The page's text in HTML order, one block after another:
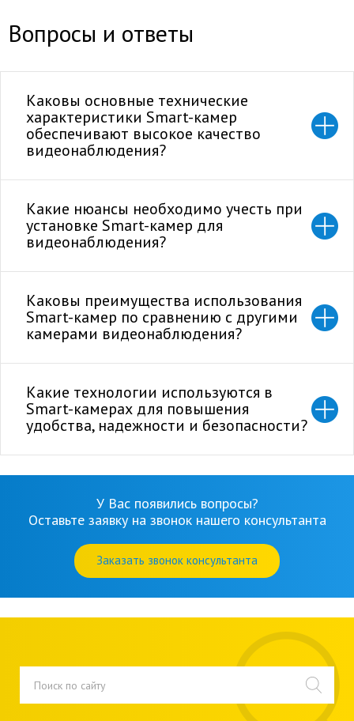
Вопросы и ответы
Каковы основные технические
характеристики Smart-камер
обеспечивают высокое качество
видеонаблюдения?
Какие нюансы необходимо учесть при
установке Smart-камер для
видеонаблюдения?
Каковы преимущества использования
Smart-камер по сравнению с другими
камерами видеонаблюдения?
Какие технологии используются в
Smart-камерах для повышения
удобства, надежности и безопасности?
У Вас появились вопросы?
Оставьте заявку на звонок нашего консультанта
Заказать звонок консультанта